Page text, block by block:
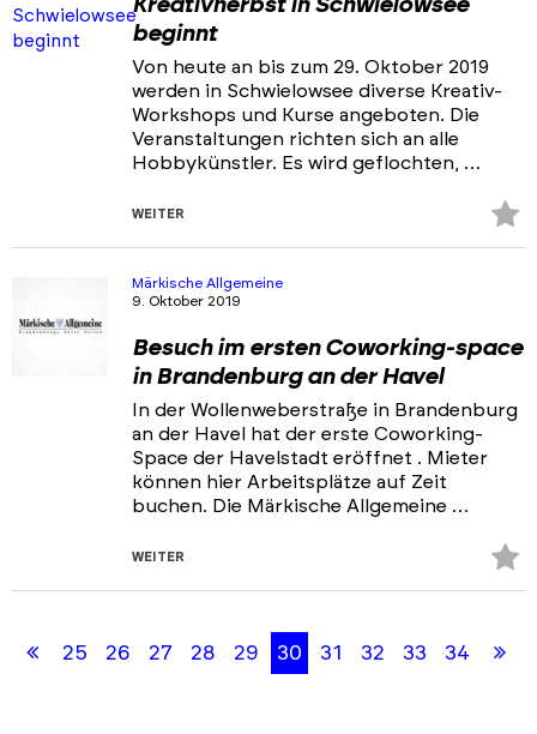
Kreativherbst in Schwielowsee
beginnt
Von heute an bis zum 29. Oktober 2019
werden in Schwielowsee diverse Kreativ-
Workshops und Kurse angeboten. Die
Veranstaltungen richten sich an alle
Hobbykünstler. Es wird geflochten, …
WEITER
Märkische Allgemeine
9. Oktober 2019
Besuch im ersten Coworking-space
in Brandenburg an der Havel
In der Wollenweberstraße in Brandenburg
an der Havel hat der erste Coworking-
Space der Havelstadt eröffnet . Mieter
können hier Arbeitsplätze auf Zeit
buchen. Die Märkische Allgemeine …
WEITER
to
to
Erste
25 26 27 28 29 30 31 32 33 34